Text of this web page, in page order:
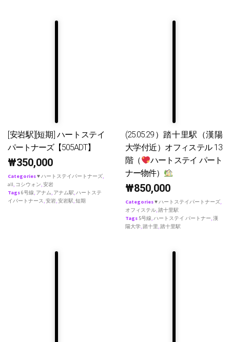
[安岩駅][短期] ハートステイ
パートナーズ【505ADT】
₩350,000
Categories♥ ハートステイパートナーズ
all コシウォン 安岩
Tags6号線 アナム アナム駅 ハートステ
イパートナース 安岩 安岩駅 短期
(25.05.29）踏十里駅（漢陽
大学付近）オフィステル 13
階（
ハートステイ パート
ナー物件）
₩850,000
Categories♥ ハートステイパートナーズ
オフィステル 踏十里駅
Tags 5号線 ハートステイ パートナー 漢
陽大学 踏十里 踏十里駅